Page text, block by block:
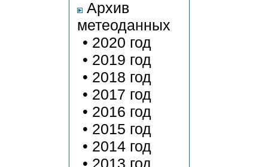
Архив
метеоданных
• 2020 год
• 2019 год
• 2018 год
• 2017 год
• 2016 год
• 2015 год
• 2014 год
• 2013 год